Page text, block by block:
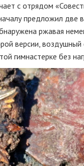
с отрядом
предложил две
ржавая
версии, воздушный
гимнастерке без